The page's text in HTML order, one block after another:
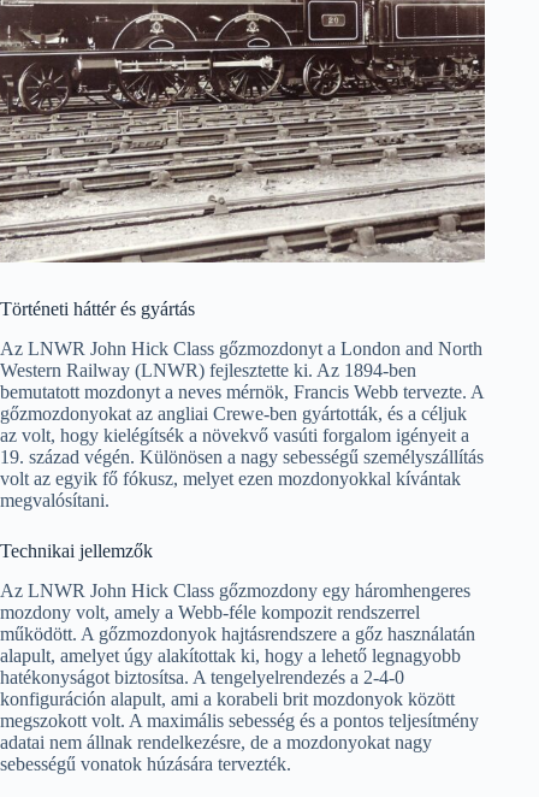
Történeti háttér és gyártás
Az LNWR John Hick Class gőzmozdonyt a London and North
Western Railway (LNWR) fejlesztette ki. Az 1894-ben
bemutatott mozdonyt a neves mérnök, Francis Webb tervezte. A
gőzmozdonyokat az angliai Crewe-ben gyártották, és a céljuk
az volt, hogy kielégítsék a növekvő vasúti forgalom igényeit a
19. század végén. Különösen a nagy sebességű személyszállítás
volt az egyik fő fókusz, melyet ezen mozdonyokkal kívántak
megvalósítani.
Technikai jellemzők
Az LNWR John Hick Class gőzmozdony egy háromhengeres
mozdony volt, amely a Webb-féle kompozit rendszerrel
működött. A gőzmozdonyok hajtásrendszere a gőz használatán
alapult, amelyet úgy alakítottak ki, hogy a lehető legnagyobb
hatékonyságot biztosítsa. A tengelyelrendezés a 2-4-0
konfiguráción alapult, ami a korabeli brit mozdonyok között
megszokott volt. A maximális sebesség és a pontos teljesítmény
adatai nem állnak rendelkezésre, de a mozdonyokat nagy
sebességű vonatok húzására tervezték.